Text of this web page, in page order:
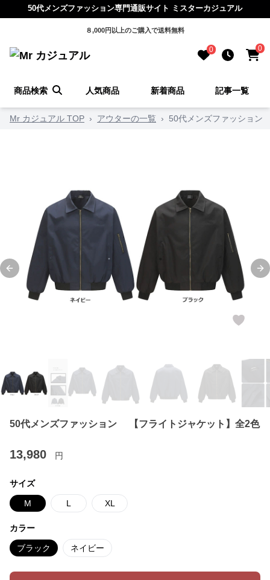
50代メンズファッション専門通販サイト ミスターカジュアル
８,000円以上のご購入で送料無料
0 0
商品検索 人気商品 新着商品 記事一覧
Mr カジュアル TOP › アウターの一覧 › 50代メンズファッショ
Previous slide
50代メンズファッション 【フライトジャケット】全2色
13,980 円
サイズ
M L XL
カラー
ブラック ネイビー